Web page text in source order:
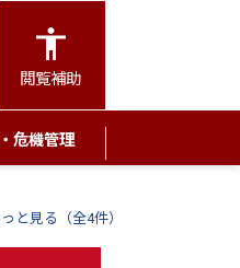
閲覧補助
危機管理
と見る（全4件）